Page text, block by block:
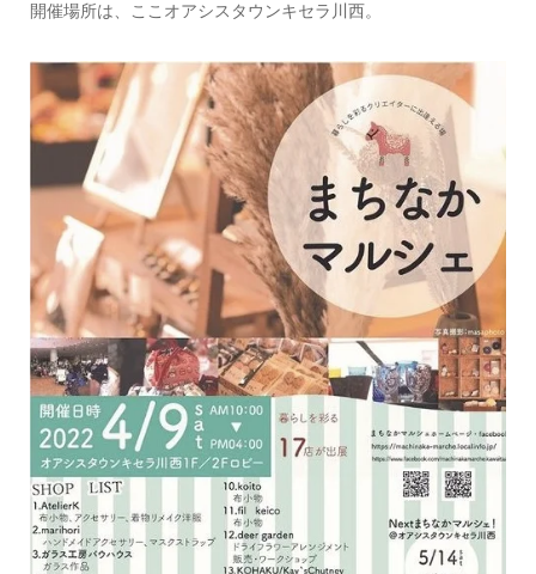
開催場所は、ここオアシスタウンキセラ川西。